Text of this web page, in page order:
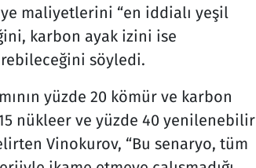
maliyetlerini “en iddialı yeşil
karbon ayak izini ise
söyledi.
yüzde 20 kömür ve karbon
nükleer ve yüzde 40 yenilenebilir
Vinokurov, “Bu senaryo, tüm